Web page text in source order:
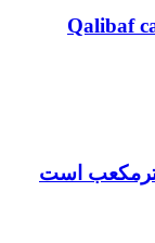
Qalibaf